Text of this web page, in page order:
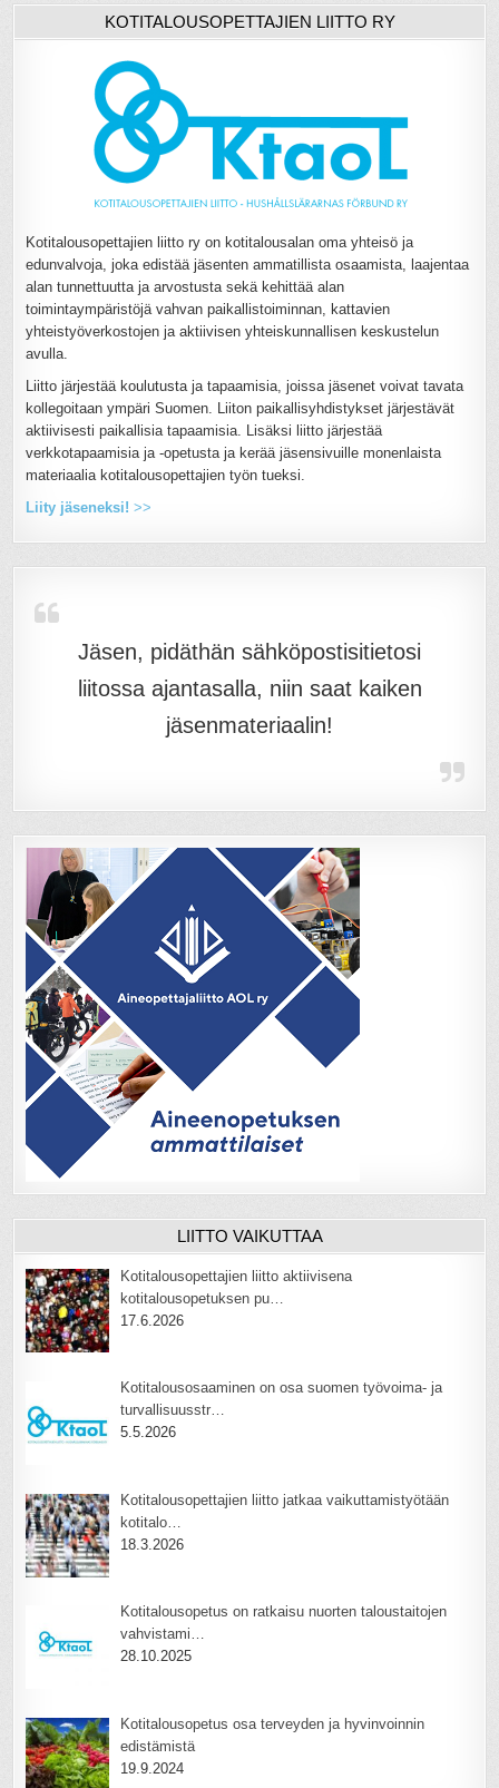
KOTITALOUSOPETTAJIEN LIITTO RY
Kotitalousopettajien liitto ry on kotitalousalan oma yhteisö ja
edunvalvoja, joka edistää jäsenten ammatillista osaamista, laajentaa
alan tunnettuutta ja arvostusta sekä kehittää alan
toimintaympäristöjä vahvan paikallistoiminnan, kattavien
yhteistyöverkostojen ja aktiivisen yhteiskunnallisen keskustelun
avulla.
Liitto järjestää koulutusta ja tapaamisia, joissa jäsenet voivat tavata
kollegoitaan ympäri Suomen. Liiton paikallisyhdistykset järjestävät
aktiivisesti paikallisia tapaamisia. Lisäksi liitto järjestää
verkkotapaamisia ja -opetusta ja kerää jäsensivuille monenlaista
materiaalia kotitalousopettajien työn tueksi.
Liity jäseneksi! >>
Jäsen, pidäthän sähköpostisitietosi
liitossa ajantasalla, niin saat kaiken
jäsenmateriaalin!
LIITTO VAIKUTTAA
Kotitalousopettajien liitto aktiivisena
kotitalousopetuksen pu…
17.6.2026
Kotitalousosaaminen on osa suomen työvoima- ja
turvallisuusstr…
5.5.2026
Kotitalousopettajien liitto jatkaa vaikuttamistyötään
kotitalo…
18.3.2026
Kotitalousopetus on ratkaisu nuorten taloustaitojen
vahvistami…
28.10.2025
Kotitalousopetus osa terveyden ja hyvinvoinnin
edistämistä
19.9.2024